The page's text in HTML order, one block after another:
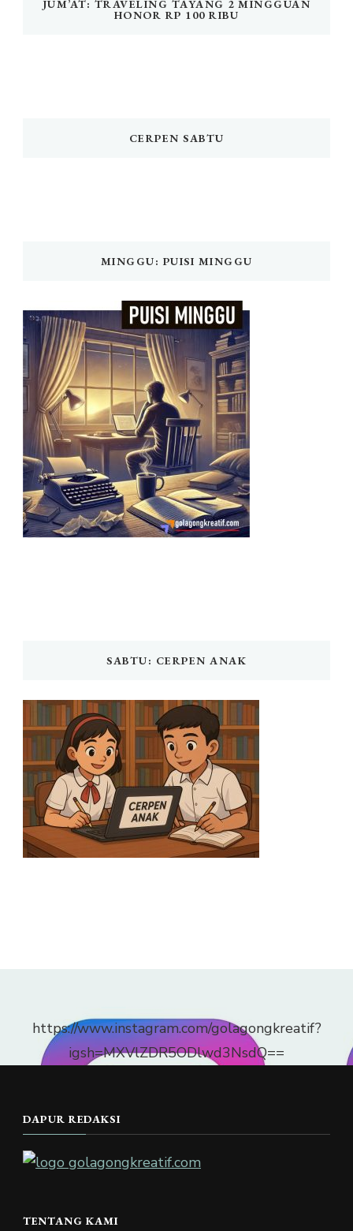
JUM’AT: TRAVELING TAYANG 2 MINGGUAN
HONOR RP 100 RIBU
CERPEN SABTU
MINGGU: PUISI MINGGU
SABTU: CERPEN ANAK
https://www.instagram.com/golagongkreatif?
igsh=MXVlZDR5ODlwd3NsdQ==
DAPUR REDAKSI
TENTANG KAMI